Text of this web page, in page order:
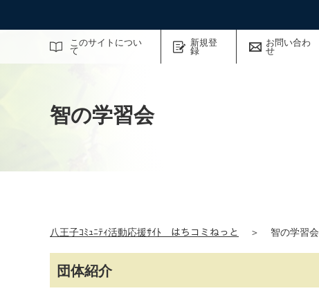
このサイトについ
て
新規登
録
お問い合わ
せ
サイト内検索
智の学習会
八王子ｺﾐｭﾆﾃｨ活動応援ｻｲﾄ はちコミねっと ＞ 智の学習会
団体紹介